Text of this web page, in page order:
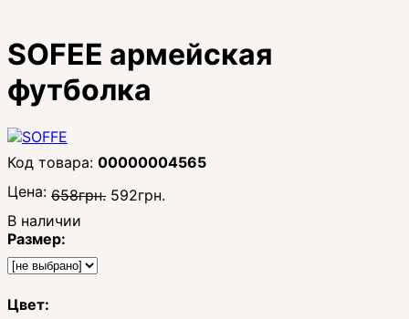
SOFEE армейская
футболка
00000004565
Цена: 658грн. 592грн.
В наличии
Размер:
Цвет: